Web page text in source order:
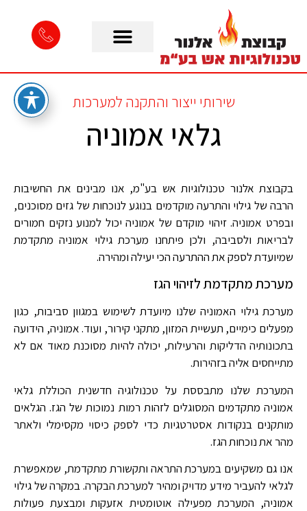
שירותי ייצור והתקנה למערכות
גלאי אמוניה
בקבוצת אלנור טכנולוגיות אש בע"מ, אנו מבינים את החשיבות
הרבה של גילוי והתרעה מוקדמים בנוגע לנוכחות של גזים מסוכנים,
ובפרט אמוניה. זיהוי מוקדם של אמוניה יכול למנוע נזקים חמורים
לבריאות ולסביבה, ולכן פיתחנו מערכת גילוי אמוניה מתקדמת
שמיועדת לספק את ההתרעה הכי יעילה ומהירה.
מערכת מתקדמת לזיהוי הגז
מערכת גילוי האמוניה שלנו מיועדת לשימוש במגוון סביבות, כגון
מפעלים כימיים, תעשיית המזון, מתקני קירור, ועוד. אמוניה, הידועה
בתכונותיה הדליקות והרעילות, יכולה להיות מסוכנת מאוד אם לא
מתייחסים אליה בזהירות.
המערכת שלנו מתבססת על טכנולוגיה חדשנית הכוללת גלאי
אמוניה מתקדמים המסוגלים לזהות רמות נמוכות של הגז. הגלאים
מותקנים בנקודות אסטרטגיות כדי לספק כיסוי מקסימלי ולאתר
מהר את נוכחות הגז.
אנו גם משקיעים במערכת התראה ותקשורת מתקדמת, שמאפשרת
לגלאי להעביר מידע מדויק ומהיר למערכת הבקרה. במקרה של גילוי
אמוניה, המערכת מפעילה אוטומטית אזעקות ומבצעת פעולות